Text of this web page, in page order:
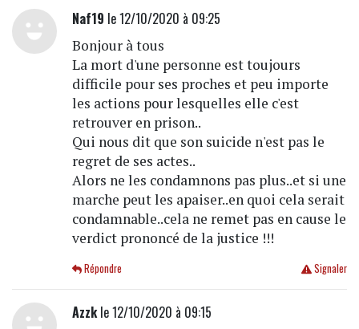
Naf19 le 12/10/2020 à 09:25
Bonjour à tous
La mort d'une personne est toujours
difficile pour ses proches et peu importe
les actions pour lesquelles elle c'est
retrouver en prison..
Qui nous dit que son suicide n'est pas le
regret de ses actes..
Alors ne les condamnons pas plus..et si une
marche peut les apaiser..en quoi cela serait
condamnable..cela ne remet pas en cause le
verdict prononcé de la justice !!!
Signaler
Répondre
Azzkle 12/10/2020 à 09:15